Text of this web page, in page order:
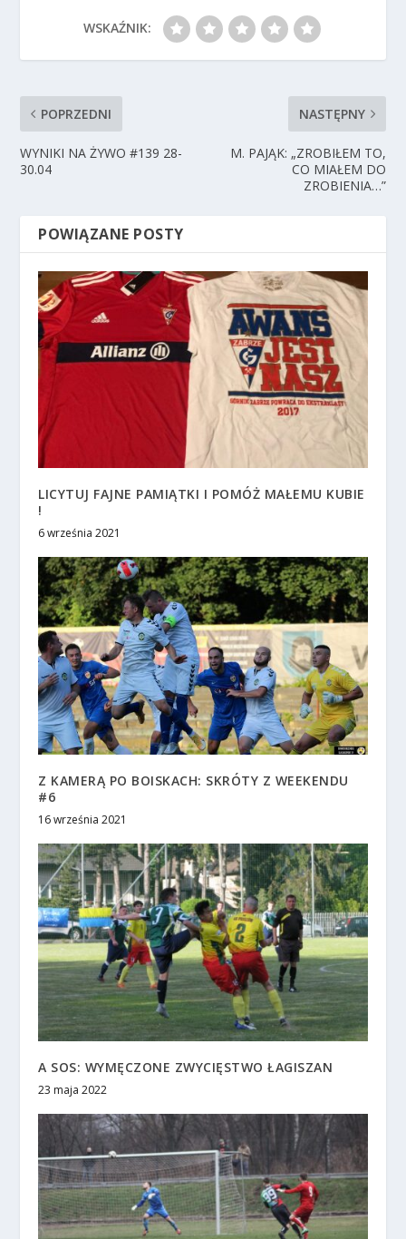
WSKAŹNIK:
POPRZEDNI
WYNIKI NA ŻYWO #139 28-
30.04
NASTĘPNY
M. PAJĄK: „ZROBIŁEM TO,
CO MIAŁEM DO
ZROBIENIA…”
POWIĄZANE POSTY
LICYTUJ FAJNE PAMIĄTKI I POMÓŻ MAŁEMU KUBIE
!
6 września 2021
Z KAMERĄ PO BOISKACH: SKRÓTY Z WEEKENDU
#6
16 września 2021
A SOS: WYMĘCZONE ZWYCIĘSTWO ŁAGISZAN
23 maja 2022